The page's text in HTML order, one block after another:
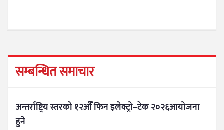
सम्बन्धित समाचार
अन्तर्राष्ट्रिय स्तरको १२औँ फिन इलेक्ट्रो–टेक २०२६आयोजना
हुने